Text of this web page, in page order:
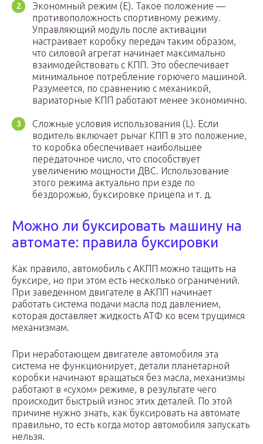
Экономный режим (E). Такое положение —
противоположность спортивному режиму.
Управляющий модуль после активации
настраивает коробку передач таким образом,
что силовой агрегат начинает максимально
взаимодействовать с КПП. Это обеспечивает
минимальное потребление горючего машиной.
Разумеется, по сравнению с механикой,
вариаторные КПП работают менее экономично.
Сложные условия использования (L). Если
водитель включает рычаг КПП в это положение,
то коробка обеспечивает наибольшее
передаточное число, что способствует
увеличению мощности ДВС. Использование
этого режима актуально при езде по
бездорожью, буксировке прицепа и т. д.
Можно ли буксировать машину на
автомате: правила буксировки
Как правило, автомобиль с АКПП можно тащить на
буксире, но при этом есть несколько ограничений.
При заведенном двигателе в АКПП начинает
работать система подачи масла под давлением,
которая доставляет жидкость АТФ ко всем трущимся
механизмам.
При неработающем двигателе автомобиля эта
система не функционирует, детали планетарной
коробки начинают вращаться без масла, механизмы
работают в «сухом» режиме, в результате чего
происходит быстрый износ этих деталей. По этой
причине нужно знать, как буксировать на автомате
правильно, то есть когда мотор автомобиля запускать
нельзя.